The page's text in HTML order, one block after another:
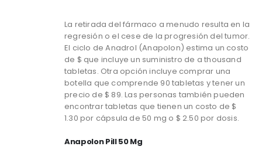
La retirada del fármaco a menudo resulta en la
regresión o el cese de la progresión del tumor.
El ciclo de Anadrol (Anapolon) estima un costo
de $ que incluye un suministro de a thousand
tabletas. Otra opción incluye comprar una
botella que comprende 90 tabletas y tener un
precio de $ 89. Las personas también pueden
encontrar tabletas que tienen un costo de $
1.30 por cápsula de 50 mg o $ 2.50 por dosis.
Anapolon Pill 50 Mg